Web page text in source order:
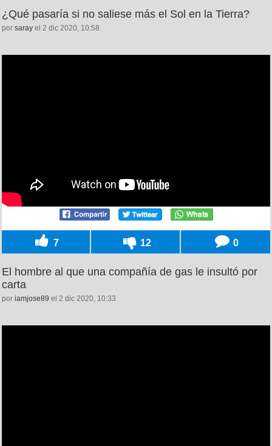
¿Qué pasaría si no saliese más el Sol en la Tierra?
por saray el 2 dic 2020, 10:58
7 12 0
El hombre al que una compañía de gas le insultó por
carta
por iamjose89 el 2 dic 2020, 10:33